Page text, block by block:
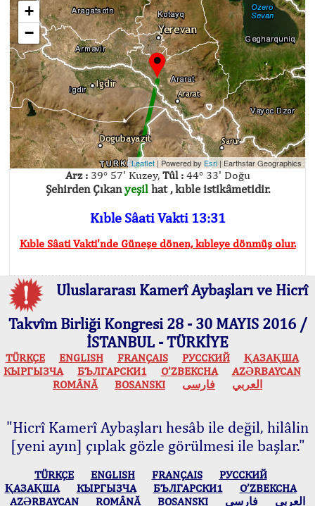
+
−
Leaflet | Powered by Esri | Earthstar Geographics
Arz :39° 57' Kuzey, Tûl :44° 33' Doğu
Şehirden Çıkanyeşilhat , kıble istikâmetidir.
Kıble Sâati Vakti 13:31
Kıble Sâati Vakti'nde Güneşe dönen, kıbleye dönmüş olur.
Uluslararası Kamerî Aybaşları ve Hicrî
Takvîm Birliği Kongresi 28 - 30 MAYIS 2016 /
İSTANBUL - TÜRKİYE
TÜRKÇE ENGLISH FRANÇAIS РУССКИЙ
ҚАЗАҚША
КЫPГЫЗЧA
БЪЛГАРСКИ1 O’ZBEKCHA
AZӘRBAYCAN
ROMÂNĂ
BOSANSKI العربي فارسی
"Hicrî Kamerî Aybaşları hesâb ile değil, hilâlin
[yeni ayın] çıplak gözle görülmesi ile başlar."
TÜRKÇE ENGLISH FRANÇAIS
РУССКИЙ
ҚАЗАҚША
КЫPГЫЗЧA БЪЛГАРСКИ1
O’ZBEKCHA
AZӘRBAYCAN
ROMÂNĂ BOSANSKI العربي فارسی